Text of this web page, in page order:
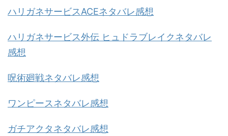
ハリガネサービスACEネタバレ感想
ハリガネサービス外伝 ヒュドラブレイクネタバレ
感想
呪術廻戦ネタバレ感想
ワンピースネタバレ感想
ガチアクタネタバレ感想